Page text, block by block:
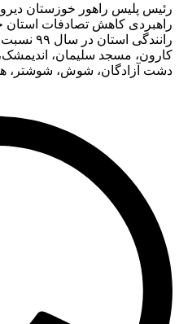
پلیس راهور خوزستان
کاهش تصادفات استان خبر
مسجد سلیمان، اندیمشک،
آزادگان، شوش، شوشتر،